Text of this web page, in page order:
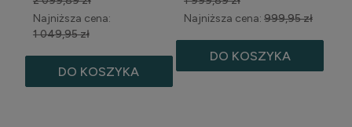
Najniższa cena:
1 049,95 zł
DO KOSZYKA
Najniższa cena: 999,95 zł
DO KOSZYKA